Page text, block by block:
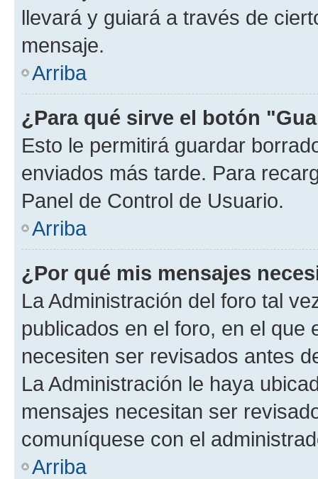
llevará y guiará a través de
mensaje.
Arriba
¿Para qué sirve el botón
Esto le permitirá guardar
enviados más tarde. Para
Panel de Control de Usuario.
Arriba
¿Por qué mis mensajes
La Administración del foro tal
publicados en el foro, en el que
necesiten ser revisados antes
La Administración le haya
mensajes necesitan ser
comuníquese con el
Arriba